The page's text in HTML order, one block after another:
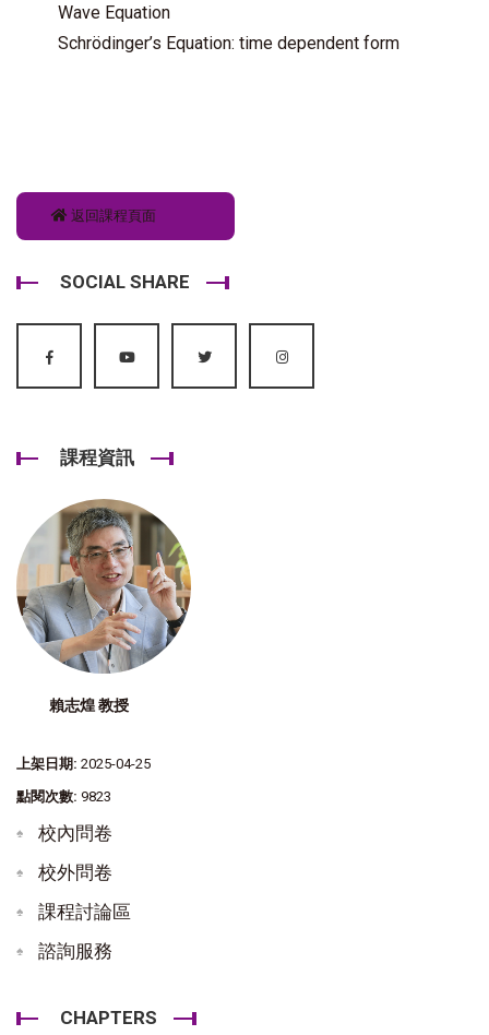
Wave Equation
Schrödinger’s Equation: time dependent form
返回課程頁面
SOCIAL SHARE
課程資訊
賴志煌 教授
上架日期: 2025-04-25
點閱次數: 9823
校內問卷
校外問卷
課程討論區
諮詢服務
CHAPTERS